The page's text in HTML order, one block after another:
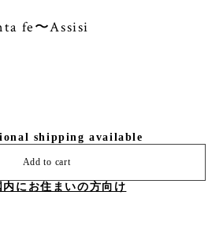
fe〜Assisi
shipping available
Add to cart
内にお住まいの方向け